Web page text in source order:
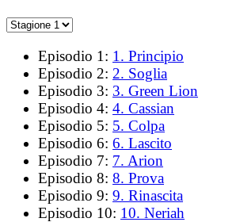
Episodio 1: 1. Principio
Episodio 2: 2. Soglia
Episodio 3: 3. Green Lion
Episodio 4: 4. Cassian
Episodio 5: 5. Colpa
Episodio 6: 6. Lascito
Episodio 7: 7. Arion
Episodio 8: 8. Prova
Episodio 9: 9. Rinascita
Episodio 10: 10. Neriah